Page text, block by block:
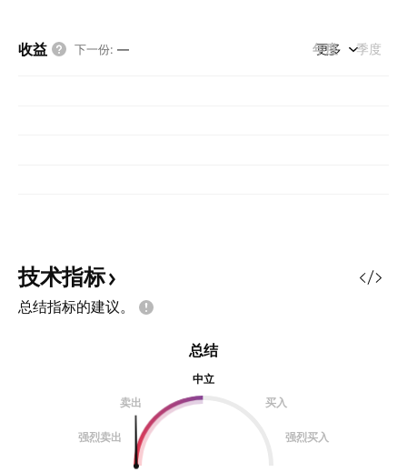
收益 下一份: — 年度 季度
更多
技术指标
总结指标的建议。
总结
中立
卖出
买入
强烈卖出 强烈买入